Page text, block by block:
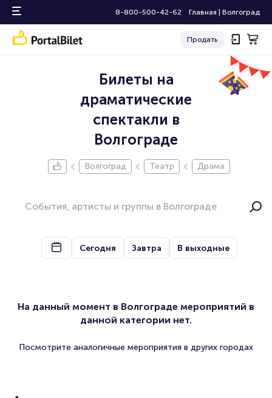
8-800-500-42-62 Главная Волгоград
Продать
Билеты на
драматические
спектакли в
Волгограде
Волгоград Театр Драма
Сегодня Завтра В выходные
На данный момент в Волгограде мероприятий в
данной категории нет.
Посмотрите аналогичные мероприятия в других городах